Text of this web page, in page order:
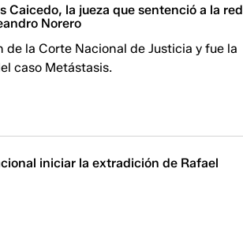
Caicedo, la jueza que sentenció a la red
Norero
de la Corte Nacional de Justicia y fue la
caso Metástasis.
iniciar la extradición de Rafael